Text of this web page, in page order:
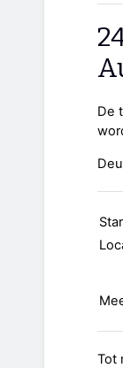
De
Tot